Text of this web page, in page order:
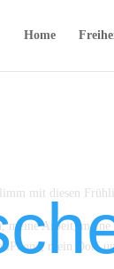
Home
mit diesen
Arbeit,
iPhone, mein Dorf